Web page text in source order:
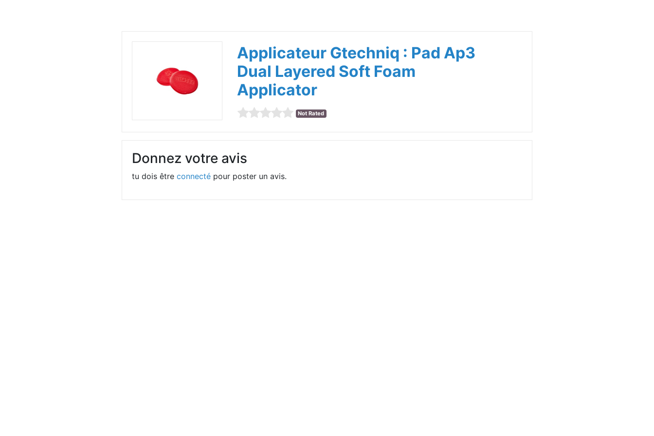
Applicateur Gtechniq : Pad Ap3
Dual Layered Soft Foam
Applicator
Not Rated
Donnez votre avis
tu dois êtreconnecté pour poster un avis.